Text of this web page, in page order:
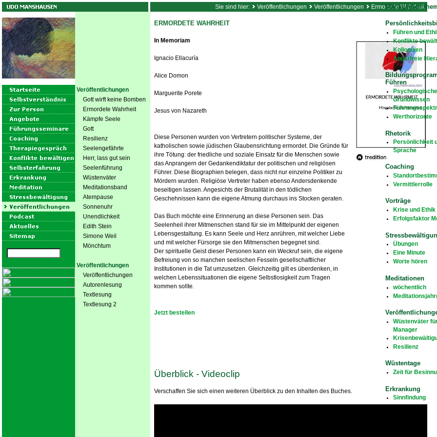
Sie sind hier: Veröffentlichungen Veröffentlichungen Ermordete Wahrheit
Veröffentlichungen
Gott wirft keine Bomben
Ermordete Wahrheit
Kämpfe Seele
Gott
Resilienz
Seelengefährte
Herr, lass gut sein
Seelenführung
Wüstenväter
Meditationsband
Atempause
Sonnenuhr
Unendlichkeit
Edith Stein
Simone Weil
Mönchtum
Veröffentlichungen
Veröffentlichungen
Autorenlesung
Textlesung
Textlesung 2
ERMORDETE WAHRHEIT
In Memoriam
Ignacio Ellacuría
Alice Domon
Marguerite Porete
Jesus von Nazareth
Diese Personen wurden von Vertretern politischer Systeme, der
katholischen sowie jüdischen Glaubensrichtung ermordet. Die Gründe für
ihre Tötung: der friedliche und soziale Einsatz für die Menschen sowie
das Anprangern der Gedankendiktatur der politischen und religiösen
Führer. Diese Biographien belegen, dass nicht nur einzelne Politiker zu
Mördern wurden. Religiöse Vertreter haben ebenso Andersdenkende
beseitigen lassen. Angesichts der Brutalität in den tödlichen
Geschehnissen kann die eigene Atmung durchaus ins Stocken geraten.
Das Buch möchte eine Erinnerung an diese Personen sein. Das
Seelenheil ihrer Mitmenschen stand für sie im Mittelpunkt der eigenen
Lebensgestaltung. Es kann Seele und Herz anrühren, mit welcher Liebe
und mit welcher Fürsorge sie den Mitmenschen begegnet sind.
Der spirituelle Geist dieser Personen kann ein Weckruf sein, die eigene
Befreiung von so manchen seelischen Fesseln gesellschaftlicher
Institutionen in die Tat umzusetzen. Gleichzeitig gilt es überdenken, in
welchen Lebenssituationen die eigene Selbstlosigkeit zum Tragen
kommen sollte.
Jetzt bestellen
Überblick - Videoclip
Verschaffen Sie sich einen weiteren Überblick zu den Inhalten des Buches.
Führen und
Konflikte
Kolloquien
Angstfreie
Führen
Grundwissen
Werthorizonte
Rhetorik
Persönlichkeit
Sprache
Coaching
Vermittlerrolle
Vorträge
Krise und Ethik
Erfolgsfaktor
Übungen
Eine Minute
Worte hören
Meditationen
wöchentlich
Wüstenväter
Manager
Resilienz
Wüstentage
Zeit für
Erkrankung
Sinnfindung